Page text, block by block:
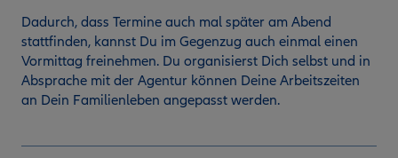
Dadurch, dass Termine auch mal später am Abend
stattfinden, kannst Du im Gegenzug auch einmal einen
Vormittag freinehmen. Du organisierst Dich selbst und in
Absprache mit der Agentur können Deine Arbeitszeiten
an Dein Familienleben angepasst werden.